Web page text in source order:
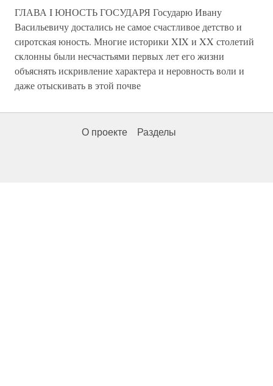
ГЛАВА I ЮНОСТЬ ГОСУДАРЯ Государю Ивану
Васильевичу достались не самое счастливое детство и
сиротская юность. Многие историки XIX и XX столетий
склонны были несчастьями первых лет его жизни
объяснять искривление характера и неровность воли и
даже отыскивать в этой почве
О проекте Разделы